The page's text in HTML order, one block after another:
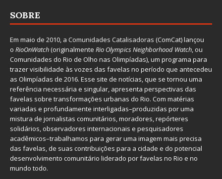
SOBRE
Em maio de 2010, a Comunidades Catalisadoras (ComCat) lançou
o RioOnWatch(originalmente Rio Olympics Neighborhood Watch, ou
Comunidades do Rio de Olho nas Olimpíadas), um programa para
trazer visibilidade às vozes das favelas no período que antecedeu
as Olimpíadas de 2016. Esse site de notícias, que se tornou uma
referência necessária e singular, apresenta perspectivas das
favelas sobre transformações urbanas do Rio. Com matérias
variadas e profundamente interligadas–produzidas por uma
mistura de jornalistas comunitários, moradores, repórteres
solidários, observadores internacionais e pesquisadores
acadêmicos–trabalhamos para gerar uma imagem mais precisa
das favelas, de suas contribuições para a cidade e do potencial
desenvolvimento comunitário liderado por favelas no Rio e no
mundo todo.